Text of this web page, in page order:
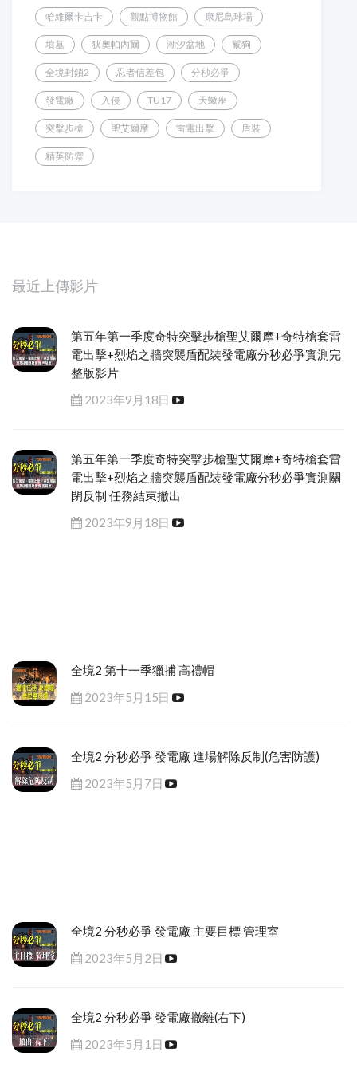
哈維爾卡吉卡 觀點博物館 康尼島球場
墳墓 狄奧帕內爾 潮汐盆地 鬣狗
全境封鎖2 忍者信差包 分秒必爭
發電廠 入侵 TU17 天蠍座
突擊步槍 聖艾爾摩 雷電出擊 盾裝
精英防禦
最近上傳影片
第五年第一季度奇特突擊步槍聖艾爾摩+奇特槍套雷
電出擊+烈焰之牆突襲盾配裝發電廠分秒必爭實測完
整版影片
2023年9月18日
第五年第一季度奇特突擊步槍聖艾爾摩+奇特槍套雷
電出擊+烈焰之牆突襲盾配裝發電廠分秒必爭實測關
閉反制 任務結束撤出
2023年9月18日
全境2 第十一季獵捕 高禮帽
2023年5月15日
全境2 分秒必爭 發電廠 進場解除反制(危害防護)
2023年5月7日
全境2 分秒必爭 發電廠 主要目標 管理室
2023年5月2日
全境2 分秒必爭 發電廠撤離(右下)
2023年5月1日